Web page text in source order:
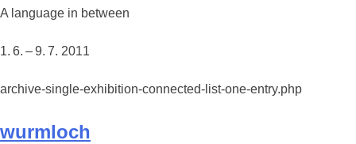
A language in between
1. 6. – 9. 7. 2011
archive-single-exhibition-connected-list-one-entry.php
wurmloch